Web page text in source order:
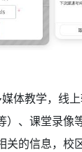
体教学，线
）、课堂录像
关的信息，校